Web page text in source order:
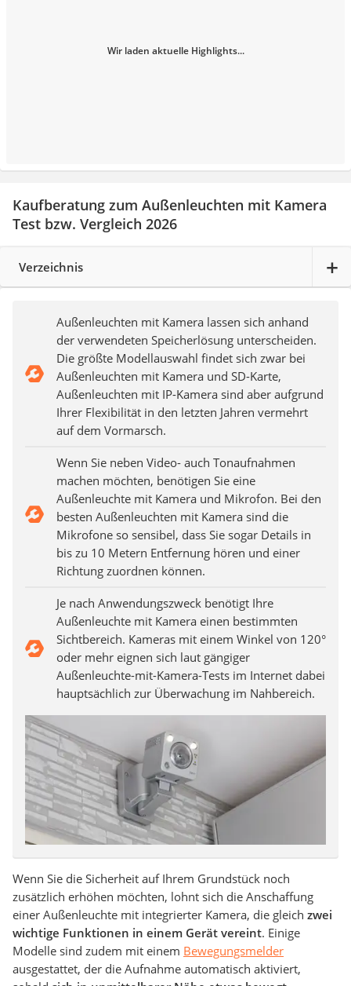
Wir laden aktuelle Highlights...
Kaufberatung zum Außenleuchten mit Kamera
Test bzw. Vergleich 2026
Verzeichnis
Außenleuchten mit Kamera lassen sich anhand
der verwendeten Speicherlösung unterscheiden.
Die größte Modellauswahl findet sich zwar bei
Außenleuchten mit Kamera und SD-Karte,
Außenleuchten mit IP-Kamera sind aber aufgrund
Ihrer Flexibilität in den letzten Jahren vermehrt
auf dem Vormarsch.
Wenn Sie neben Video- auch Tonaufnahmen
machen möchten, benötigen Sie eine
Außenleuchte mit Kamera und Mikrofon. Bei den
besten Außenleuchten mit Kamera sind die
Mikrofone so sensibel, dass Sie sogar Details in
bis zu 10 Metern Entfernung hören und einer
Richtung zuordnen können.
Je nach Anwendungszweck benötigt Ihre
Außenleuchte mit Kamera einen bestimmten
Sichtbereich. Kameras mit einem Winkel von 120°
oder mehr eignen sich laut gängiger
Außenleuchte-mit-Kamera-Tests im Internet dabei
hauptsächlich zur Überwachung im Nahbereich.
Wenn Sie die Sicherheit auf Ihrem Grundstück noch
zusätzlich erhöhen möchten, lohnt sich die Anschaffung
einer Außenleuchte mit integrierter Kamera, die gleich zwei
wichtige Funktionen in einem Gerät vereint. Einige
Modelle sind zudem mit einem Bewegungsmelder
ausgestattet, der die Aufnahme automatisch aktiviert,